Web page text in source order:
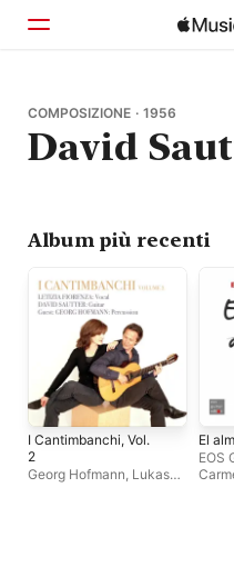
Home
Scopri
COMPOSIZIONE · 1956
David
Album più recenti
I Cantimbanchi, Vol.
2
Georg Hofmann, Lukas
El
EOS